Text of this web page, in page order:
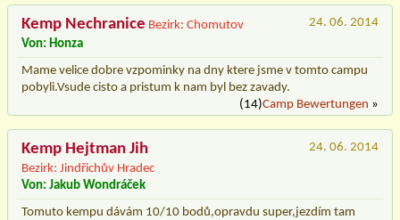
Kemp Nechranice Bezirk: Chomutov
24. 06. 2014
Von: Honza
Mame velice dobre vzpominky na dny ktere jsme v tomto campu
pobyli.Vsude cisto a pristum k nam byl bez zavady.
(14)Camp Bewertungen »
Kemp Hejtman Jih
Bezirk: Jindřichův Hradec
24. 06. 2014
Von: Jakub Wondráček
Tomuto kempu dávám 10/10 bodů,opravdu super,jezdím tam